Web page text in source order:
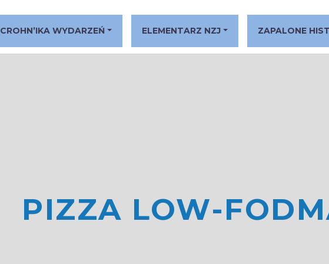
CROHN’IKA WYDARZEŃ ELEMENTARZ NZJ ZAPALONE
PIZZA LOW-